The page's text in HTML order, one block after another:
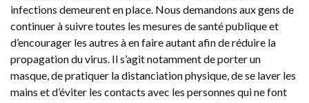
infections demeurent en place. Nous demandons aux gens de
continuer à suivre toutes les mesures de santé publique et
d’encourager les autres à en faire autant afin de réduire la
propagation du virus. Il s’agit notamment de porter un
masque, de pratiquer la distanciation physique, de se laver les
mains et d’éviter les contacts avec les personnes qui ne font